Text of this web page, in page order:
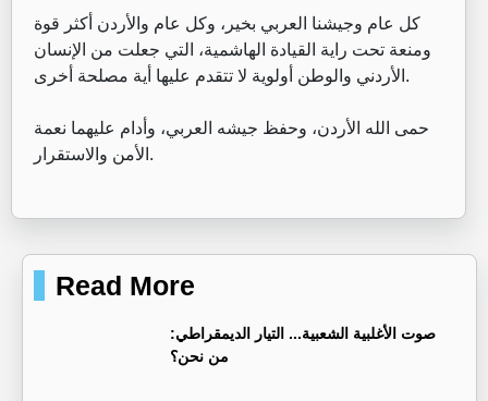
كل عام وجيشنا العربي بخير، وكل عام والأردن أكثر قوة
ومنعة تحت راية القيادة الهاشمية، التي جعلت من الإنسان
الأردني والوطن أولوية لا تتقدم عليها أية مصلحة أخرى.
حمى الله الأردن، وحفظ جيشه العربي، وأدام عليهما نعمة
الأمن والاستقرار.
Read More
صوت الأغلبية الشعبية... التيار الديمقراطي:
من نحن؟